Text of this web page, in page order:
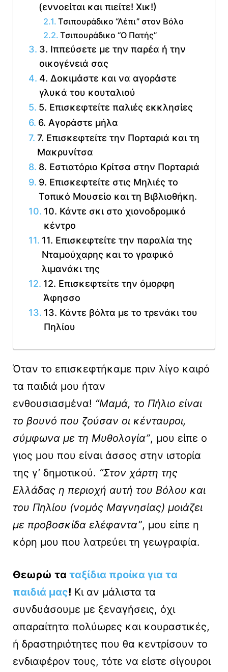
(εννοείται και πιείτε! Xικ!)
Τσιπουράδικο “Λέπι” στον Βόλο
Τσιπουράδικο “Ο Πατής”
3. Ιππεύσετε με την παρέα ή την
οικογένειά σας
4. Δοκιμάστε και να αγοράστε
γλυκά του κουταλιού
5. Επισκεφτείτε παλιές εκκλησίες
6. Αγοράστε μήλα
7. Επισκεφτείτε την Πορταριά και τη
Μακρυνίτσα
8. Εστιατόριο Κρίτσα στην Πορταριά
9. Επισκεφτείτε στις Μηλιές το
Τοπικό Μουσείο και τη Βιβλιοθήκη.
10. Κάντε σκι στο χιονοδρομικό
κέντρο
11. Επισκεφτείτε την παραλία της
Νταμούχαρης και το γραφικό
λιμανάκι της
12. Επισκεφτείτε την όμορφη
Άφησσο
13. Κάντε βόλτα με το τρενάκι του
Πηλίου
Όταν το επισκεφτήκαμε πριν λίγο καιρό
τα παιδιά μου ήταν
ενθουσιασμένα! “Μαμά, το Πήλιο είναι
το βουνό που ζούσαν οι κένταυροι,
σύμφωνα με τη Μυθολογία”, μου είπε ο
γιος μου που είναι άσσος στην ιστορία
της γ’ δημοτικού. “Στον χάρτη της
Ελλάδας η περιοχή αυτή του Βόλου και
του Πηλίου (νομός Μαγνησίας) μοιάζει
με προβοσκίδα ελέφαντα”, μου είπε η
κόρη μου που λατρεύει τη γεωγραφία.
Θεωρώ τα ταξίδια προίκα για τα
παιδιά μας! Κι αν μάλιστα τα
συνδυάσουμε με ξεναγήσεις, όχι
απαραίτητα πολύωρες και κουραστικές,
ή δραστηριότητες που θα κεντρίσουν το
ενδιαφέρον τους, τότε να είστε σίγουροι